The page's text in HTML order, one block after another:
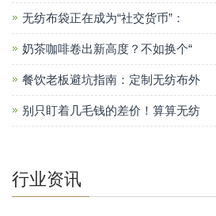
无纺布袋正在成为“社交货币”：
奶茶咖啡卷出新高度？不如换个“
餐饮老板避坑指南：定制无纺布外
别只盯着几毛钱的差价！算算无纺
行业资讯